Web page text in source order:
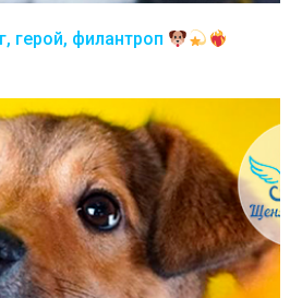
герой, филантроп